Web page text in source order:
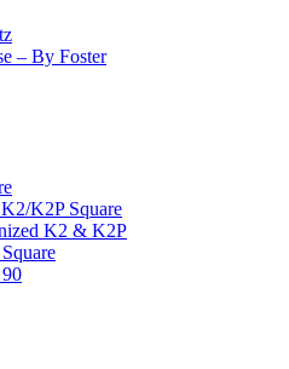
– By Foster
K2P Square
K2 & K2P